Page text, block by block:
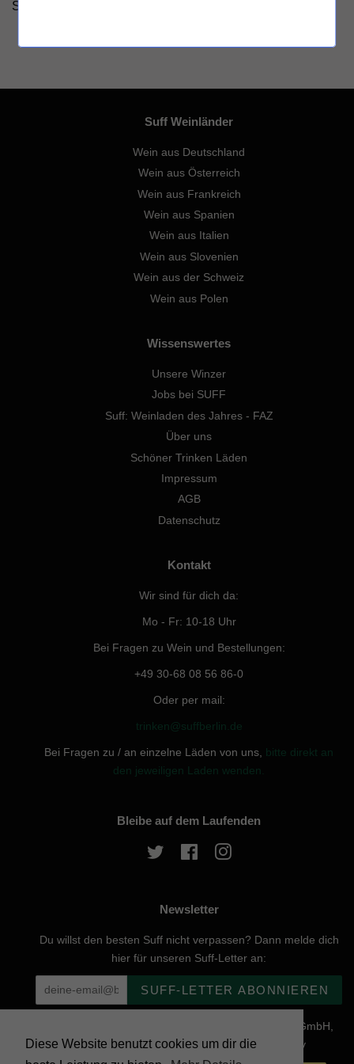
Diese Website benutzt cookies um dir die
Sulfite
Suff Weinländer
Wein aus Deutschland
Wein aus Österreich
Wein aus Frankreich
Wein aus Spanien
Wein aus Italien
Wein aus Slovenien
Wein aus der Schweiz
Wein aus Polen
Wissenswertes
Unsere Winzer
Jobs bei SUFF
Suff: Weinladen des Jahres - FAZ
Über uns
Schöner Trinken Läden
Impressum
AGB
Datenschutz
Kontakt
Wir sind für dich da:
Mo - Fr: 10-18 Uhr
Bei Fragen zu Wein und Bestellungen:
+49 30-68 08 56 86-0
Oder per mail:
trinken@suffberlin.de
Bei Fragen zu / an einzelne Läden von uns, bitte direkt an
den jeweiligen Laden wenden.
Bleibe auf dem Laufenden
Twitter Facebook
Newsletter
Du willst den besten Suff nicht verpassen? Dann melde dich
hier für unseren Suff-Letter an:
SUFF-LETTER ABONNIEREN
Urheberrecht © 2026, website created by Naturgenuss GmbH,
Nobelstraße 20, 12057 Berlin - Powered by Shopify